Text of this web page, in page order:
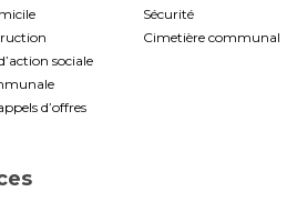
sociale
d’offres
Sécurité
Cimetière communal